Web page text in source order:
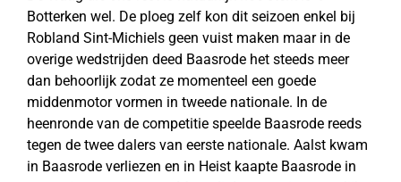
Botterken wel. De ploeg zelf kon dit seizoen enkel bij
Robland Sint-Michiels geen vuist maken maar in de
overige wedstrijden deed Baasrode het steeds meer
dan behoorlijk zodat ze momenteel een goede
middenmotor vormen in tweede nationale. In de
heenronde van de competitie speelde Baasrode reeds
tegen de twee dalers van eerste nationale. Aalst kwam
in Baasrode verliezen en in Heist kaapte Baasrode in